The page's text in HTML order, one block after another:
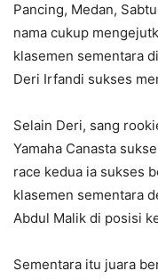
Pancing, Medan,
nama cukup
klasemen sementara
Deri Irfandi sukses
Selain Deri, sang
Yamaha Canasta
race kedua ia sukses
klasemen sementara
Abdul Malik di posisi
Sementara itu juara